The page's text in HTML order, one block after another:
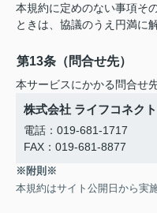
本規約に定めのない事項そ
ときは、協議のうえ円満に
第13条（問合せ先）
本サービスにかかる問合せ
株式会社 ライフコネクト
電話：019-681-1717
FAX：019-681-8877
※附則※
本規約はサイト公開日から実